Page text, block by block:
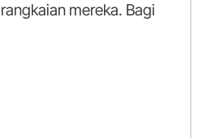
mereka. Bagi